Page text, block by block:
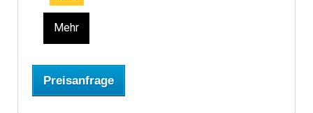
Mehr
Preisanfrage